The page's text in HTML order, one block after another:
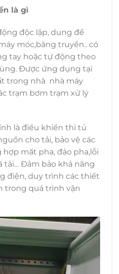
là gì
độc lập, dung để
móc,băng truyền.. có
tay hoặc tự động theo
Được ứng dụng tại
trong nhà nhà máy
trạm bơm trạm xử lý
là điều khiển thì tủ
cho tải, bảo vệ các
mất pha, đảo pha,lỗi
tải… Đảm bảo khả năng
điện, duy trình các thiết
trong quá trình vận